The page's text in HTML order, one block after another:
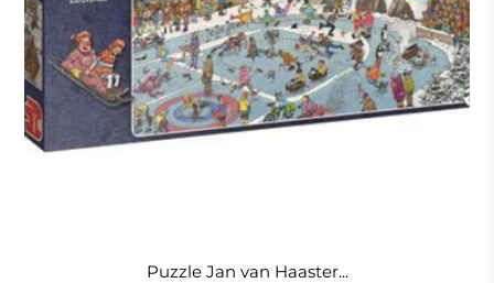
Puzzle Jan van Haaster...